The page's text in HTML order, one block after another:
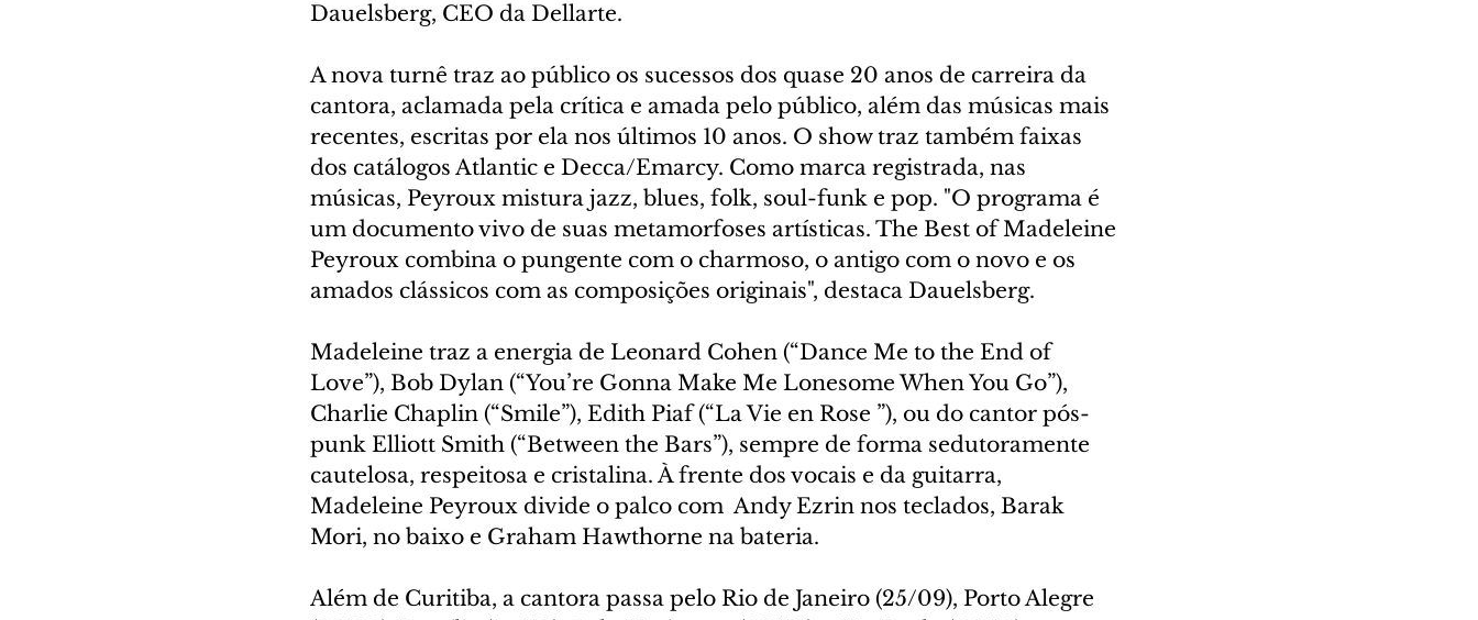
Dauelsberg, CEO da Dellarte.
A nova turnê traz ao público os sucessos dos quase 20 anos de carreira da
cantora, aclamada pela crítica e amada pelo público, além das músicas mais
recentes, escritas por ela nos últimos 10 anos. O show traz também faixas
dos catálogos Atlantic e Decca/Emarcy. Como marca registrada, nas
músicas, Peyroux mistura jazz, blues, folk, soul-funk e pop. "O programa é
um documento vivo de suas metamorfoses artísticas. The Best of Madeleine
Peyroux combina o pungente com o charmoso, o antigo com o novo e os
amados clássicos com as composições originais", destaca Dauelsberg.
Madeleine traz a energia de Leonard Cohen (“Dance Me to the End of
Love”), Bob Dylan (“You’re Gonna Make Me Lonesome When You Go”),
Charlie Chaplin (“Smile”), Edith Piaf (“La Vie en Rose ”), ou do cantor pós-
punk Elliott Smith (“Between the Bars”), sempre de forma sedutoramente
cautelosa, respeitosa e cristalina. À frente dos vocais e da guitarra,
Madeleine Peyroux divide o palco com  Andy Ezrin nos teclados, Barak
Mori, no baixo e Graham Hawthorne na bateria.
Além de Curitiba, a cantora passa pelo Rio de Janeiro (25/09), Porto Alegre